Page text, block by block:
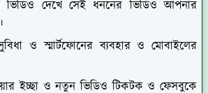
ভিডিও দেখে সেই ধননের ভিডিও আপনার
ও স্মার্টফোনের ব্যবহার ও মোবাইলের
ইচ্ছা ও নতুন ভিডিও টিকটক ও ফেসবুকে